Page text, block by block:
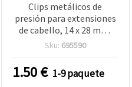
Clips metálicos de
presión para extensiones
de cabello, 14 x 28 mm,
negro - Pack de 10 uds.
Sku: 695590
1.50€ 1-9 paquete